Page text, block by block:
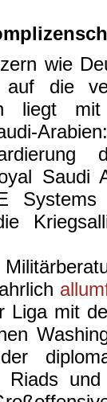
wie
die
liegt
Saudi
Liga mit
Riads